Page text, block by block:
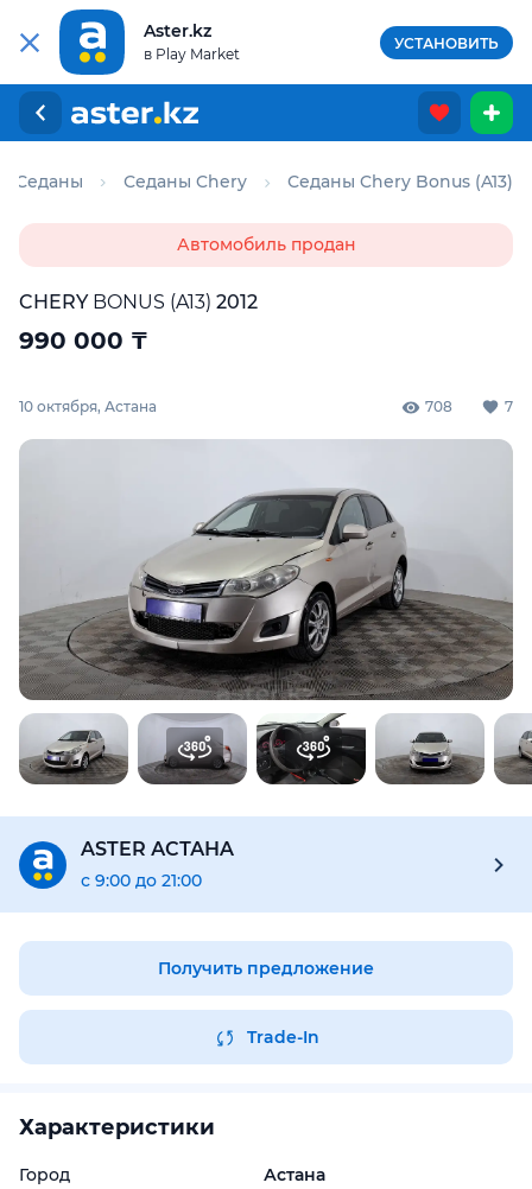
Aster.kz
в Play Market
УСТАНОВИТЬ
Седаны Седаны Chery Седаны Chery Bonus (A13)
Автомобиль продан
CHERYBONUS (A13) 2012
990 000 ₸
10 октября, Астана 708 7
Для этого авто доступен отчёт Aster Check
Предоставим подробную информацию об автомобиле:
техническое состояние, пробег, история осмотров,
юридическая проверка по базам РК и РФ
Купить отчёт за 1000₸
ASTER АСТАНA
с 9:00 до 21:00
Получить предложение
Trade-In
Характеристики
Город
Астана